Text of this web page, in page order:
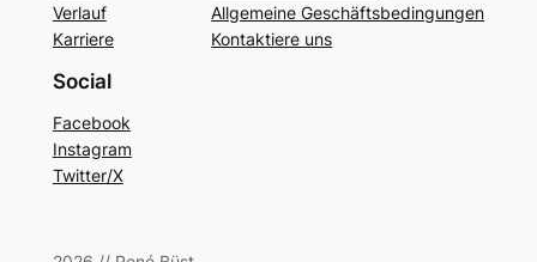
Verlauf
Karriere
Allgemeine Geschäftsbedingungen
Kontaktiere uns
Social
Facebook
Instagram
Twitter/X